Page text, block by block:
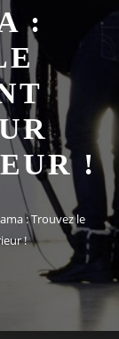
:
!
: Trouvez le
!